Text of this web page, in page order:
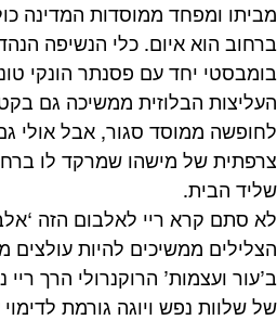
מביתו ומפחד ממוסדות המדינה
ברחוב הוא איום. כלי הנשיפה
בומבסטי יחד עם פסנתר הונקי
העליצות הבלוזית ממשיכה גם
לחופשה ממוסד סגור, אבל אולי
צרפתית של מישהו שמרקד לו
שליד הבית.
לא סתם קרא ריי לאלבום הזה
הצלילים ממשיכים להיות עולצים
ב’עור ועצמות’ הרוקנרולי הרך
של שלוות נפש ויוגה גורמת